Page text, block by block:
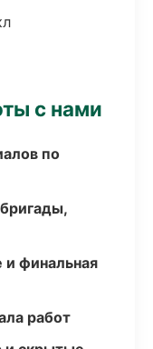
с нами
по
и финальная
работ